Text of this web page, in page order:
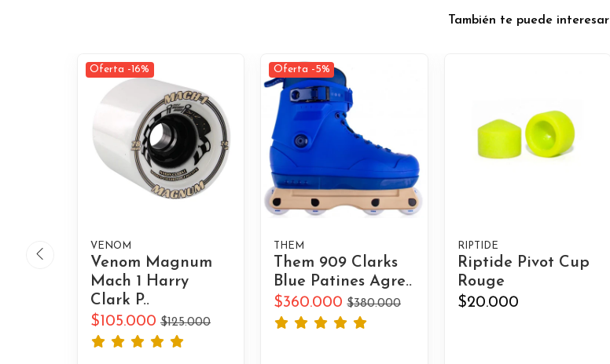
También te puede interesar
Oferta -16%
VENOM
Venom Magnum
Mach 1 Harry
Clark P..
$105.000 $125.000
Oferta -5%
THEM
Them 909 Clarks
Blue Patines Agre..
$360.000 $380.000
RIPTIDE
Riptide Pivot Cup
Rouge
$20.000